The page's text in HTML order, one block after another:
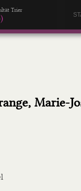
Trier
Marie-